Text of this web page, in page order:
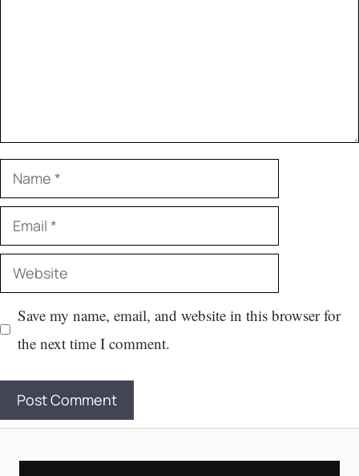
Name
Email
Website
Save my name, email, and website in this browser for
the next time I comment.